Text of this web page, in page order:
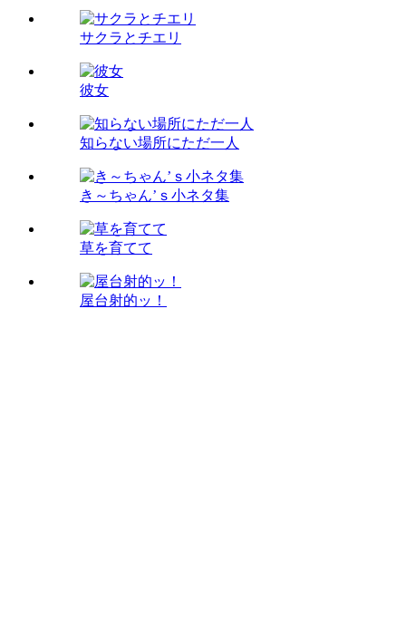
サクラとチエリ
彼女
知らない場所にただ一人
き～ちゃん’ｓ小ネタ集
草を育てて
屋台射的ッ！